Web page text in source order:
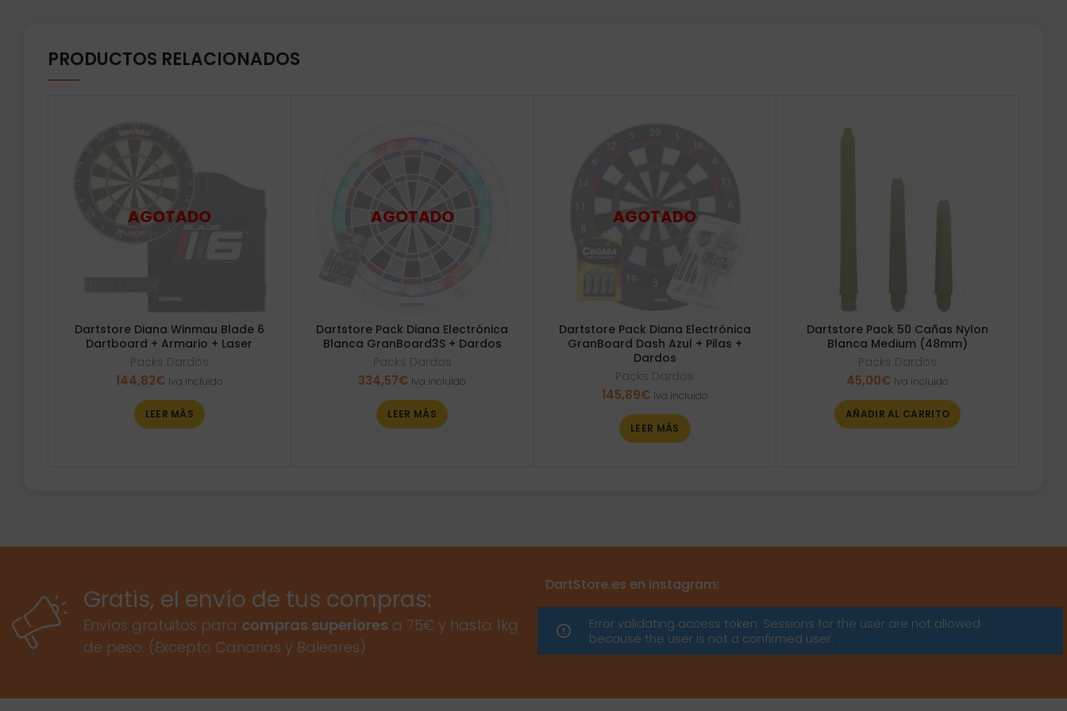
PRODUCTOS RELACIONADOS
Dartstore Diana Winmau Blade 6
Dartboard + Armario + Laser
Packs Dardos
144,82€ Iva incluido
LEER MÁS
Dartstore Pack Diana Electrónica
Blanca GranBoard3S + Dardos
Packs Dardos
334,57€ Iva incluido
LEER MÁS
Dartstore Pack Diana Electrónica
GranBoard Dash Azul + Pilas +
Dardos
Packs Dardos
145,89€ Iva incluido
LEER MÁS
Dartstore Pack 50 Cañas Nylon
Blanca Medium (48mm)
Packs Dardos
45,00€ Iva incluido
AÑADIR AL CARRITO
Gratis, el envío de tus compras:
Envíos gratuitos para compras superiores a 75€ y hasta 1kg
de peso. (Excepto Canarias y Baleares)
DartStore.es en Instagram:
Error validating access token: Sessions for the user are not allowed
because the user is not a confirmed user.